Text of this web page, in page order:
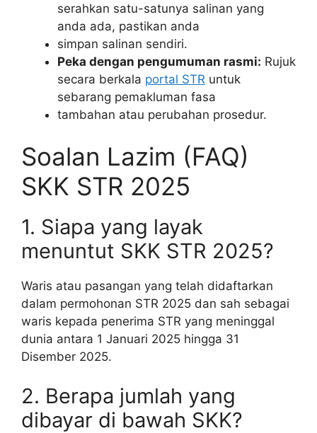
serahkan satu-satunya salinan yang
anda ada, pastikan anda
simpan salinan sendiri.
Peka dengan pengumuman rasmi: Rujuk
secara berkala portal STR untuk
sebarang pemakluman fasa
tambahan atau perubahan prosedur.
Soalan Lazim (FAQ)
SKK STR 2025
1. Siapa yang layak
menuntut SKK STR 2025?
Waris atau pasangan yang telah didaftarkan
dalam permohonan STR 2025 dan sah sebagai
waris kepada penerima STR yang meninggal
dunia antara 1 Januari 2025 hingga 31
Disember 2025.
2. Berapa jumlah yang
dibayar di bawah SKK?